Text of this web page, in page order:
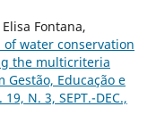
Fontana,
of water conservation
the multicriteria
Gestão, Educação e
N. 3, SEPT.-DEC.,